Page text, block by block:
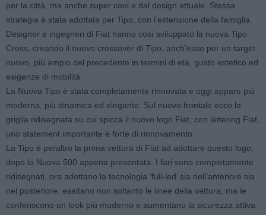
per la città, ma anche super cool e dal design attuale. Stessa
strategia è stata adottata per Tipo, con l’estensione della famiglia.
Designer e ingegneri di Fiat hanno così sviluppato la nuova Tipo
Cross, creando il nuovo crossover di Tipo, anch’esso per un target
nuovo, più ampio del precedente in termini di età, gusto estetico ed
esigenze di mobilità.
La Nuova Tipo è stata completamente rinnovata e oggi appare più
moderna, più dinamica ed elegante. Sul nuovo frontale ecco la
griglia ridisegnata su cui spicca il nuovo logo Fiat, con lettering Fiat,
uno statement importante e forte di rinnovamento.
La Tipo è peraltro la prima vettura di Fiat ad adottare questo logo,
dopo la Nuova 500 appena presentata. I fari sono completamente
ridisegnati, ora adottano la tecnologia ‘full-led’ sia nell’anteriore sia
nel posteriore: esaltano non soltanto le linee della vettura, ma le
conferiscono un look più moderno e aumentano la sicurezza attiva